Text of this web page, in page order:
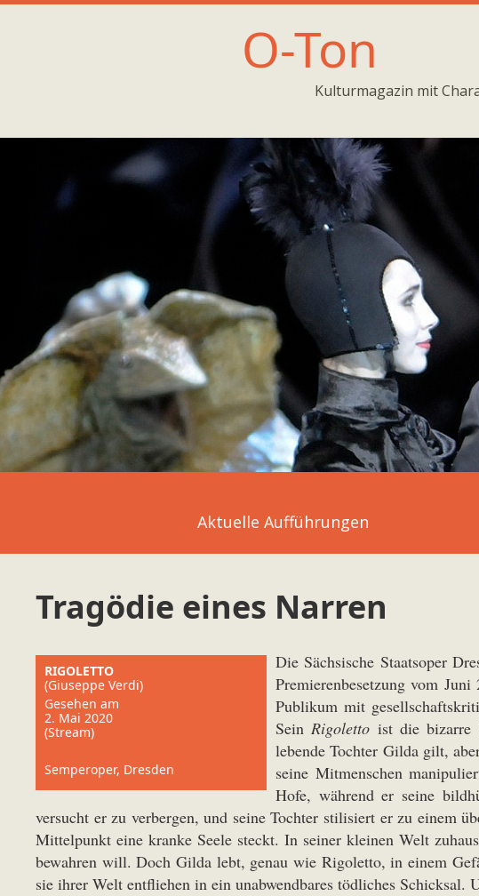
O-Ton
Kulturmagazin mit
Aktuelle Aufführungen
Tragödie eines Narren
RIGOLETTO
(Giuseppe Verdi)
Gesehen am
2. Mai 2020
(Stream)
Semperoper, Dresden
Die Sächsische Staatsoper
Premierenbesetzung vom
Publikum mit
SeinRigoletto ist die bizarre
lebende Tochter Gilda gilt,
seine Mitmenschen
Hofe, während er seine
versucht er zu verbergen, und seine Tochter stilisiert er zu einem
Mittelpunkt eine kranke Seele steckt. In seiner kleinen Welt
bewahren will. Doch Gilda lebt, genau wie Rigoletto, in einem
sie ihrer Welt entfliehen in ein unabwendbares tödliches